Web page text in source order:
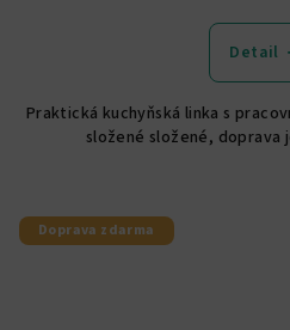
Detail
Praktická kuchyňská linka s
složené složené, doprava
Doprava zdarma